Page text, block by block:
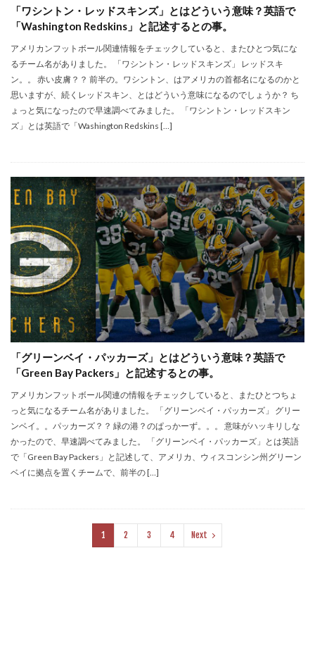
「ワシントン・レッドスキンズ」とはどういう意味？英語で
「Washington Redskins」と記述するとの事。
アメリカンフットボール関連情報をチェックしていると、またひとつ気にな
るチーム名がありました。 「ワシントン・レッドスキンズ」 レッドスキ
ン。。 赤い皮膚？？ 前半の。ワシントン、はアメリカの首都名になるのかと
思いますが、続くレッドスキン、とはどういう意味になるのでしょうか？ ち
ょっと気になったので早速調べてみました。 「ワシントン・レッドスキン
ズ」とは英語で「Washington Redskins […]
「グリーンベイ・パッカーズ」とはどういう意味？英語で
「Green Bay Packers」と記述するとの事。
アメリカンフットボール関連の情報をチェックしていると、またひとつちょ
っと気になるチーム名がありました。 「グリーンベイ・パッカーズ」 グリー
ンベイ。。パッカーズ？？ 緑の港？のぱっかーず。。。 意味がハッキリしな
かったので、早速調べてみました。 「グリーンベイ・パッカーズ」とは英語
で「Green Bay Packers」と記述して、アメリカ、ウィスコンシン州グリーン
ベイに拠点を置くチームで、前半の […]
1 2 3 4 Next